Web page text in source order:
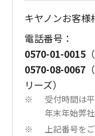
キヤノンお客様
電話番号：
0570-01-0015
0570-08-0067
リーズ）
※
受付時間は
年末年始弊
※
上記番号を